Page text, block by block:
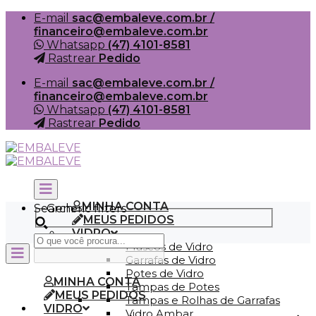
Skip
content
E-mail sac@embaleve.com.br /
financeiro@embaleve.com.br
Whatsapp (47) 4101-8581
Rastrear Pedido
E-mail sac@embaleve.com.br /
financeiro@embaleve.com.br
Whatsapp (47) 4101-8581
Rastrear Pedido
MINHA CONTA
MEUS PEDIDOS
VIDRO
Frascos de Vidro
Garrafas de Vidro
Potes de Vidro
Tampas de Potes
Tampas e Rolhas de Garrafas
Search
Generic filters
MINHA CONTA
MEUS PEDIDOS
VIDRO